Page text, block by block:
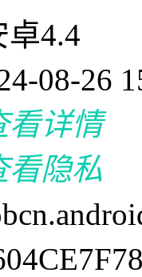
4.4
08-26
看详情
看隐私